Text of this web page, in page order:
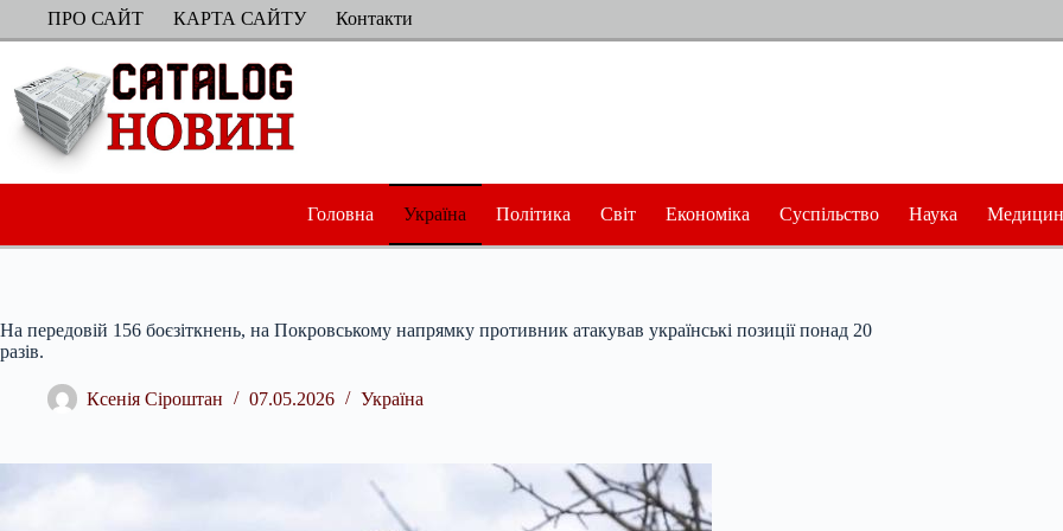
ПерейтиПРО САЙТ КАРТА САЙТУ Контакти
Головна Україна Політика Світ Економіка Суспільство Наука
На передовій 156 боєзіткнень, на Покровському напрямку противник атакував українські позиції понад 20
разів.
Ксенія Сіроштан 07.05.2026 Україна